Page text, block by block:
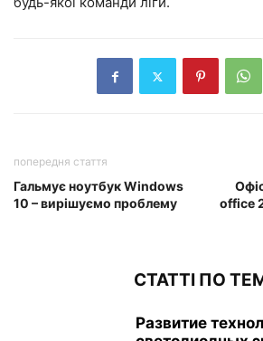
попередня стаття
Гальмує ноутбук Windows
10 – вирішуємо проблему
office
СТАТТІ ПО
Развитие